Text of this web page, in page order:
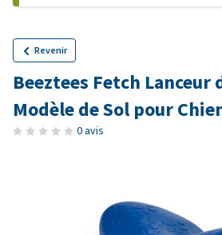
Revenir
Beeztees Fetch Lanceur
Modèle de Sol pour
0 avis